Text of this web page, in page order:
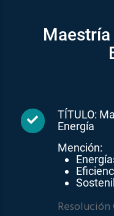
TÍTULO:
Energía
Mención:
Resolución